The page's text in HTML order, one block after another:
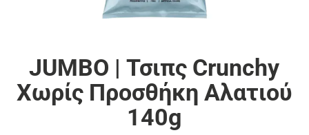
JUMBO | Τσιπς Crunchy
Χωρίς Προσθήκη Αλατιού
140g